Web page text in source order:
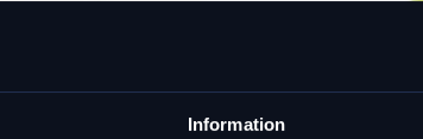
Information